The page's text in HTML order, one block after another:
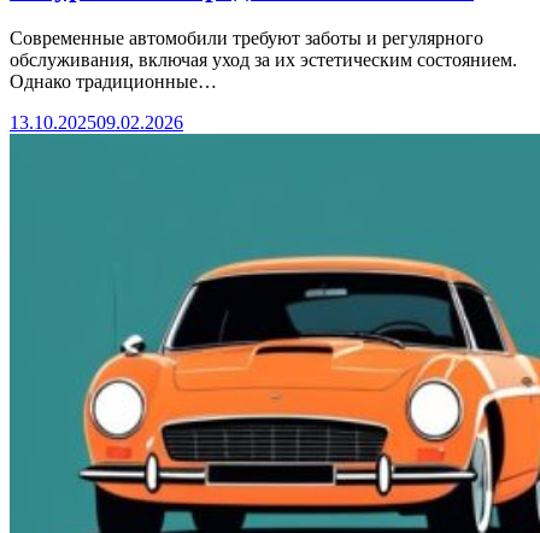
Современные автомобили требуют заботы и регулярного
обслуживания, включая уход за их эстетическим состоянием.
Однако традиционные…
13.10.202509.02.2026